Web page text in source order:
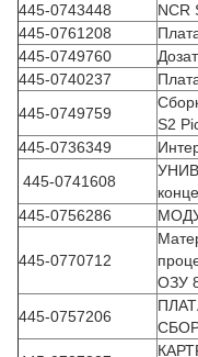
445-0743448
445-0761208
445-0749760
445-0740237
445-0749759
S2
445-0736349
445-0741608
445-0756286
445-0770712
ОЗУ
445-0757206